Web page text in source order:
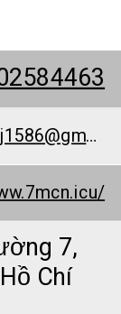
davissandradpgwj1586@gmail.com
7,
Chí